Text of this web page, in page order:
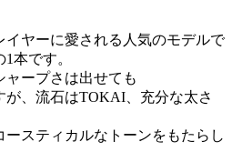
イヤーに愛される人気のモデルで
本です。
ャープさは出せても
が、流石はTOKAI、充分な太さ
ースティカルなトーンをもたらし